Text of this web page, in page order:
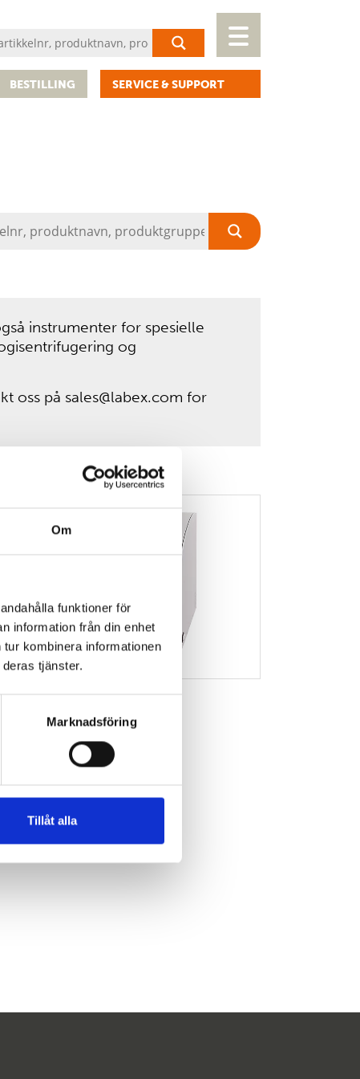
Om
funktioner för
information från din enhet
kombinera informationen
tjänster.
Marknadsföring
Tillåt alla
BESTILLING SERVICE & SUPPORT
instrumenter for spesielle
og
oss på sales@labex.com for